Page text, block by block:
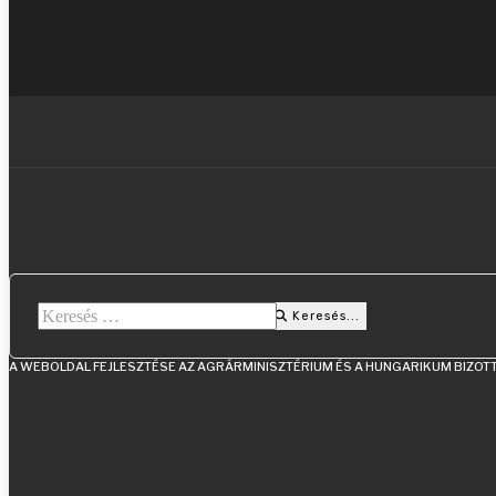
Keresés...
Keresés...
A WEBOLDAL FEJLESZTÉSE AZ AGRÁRMINISZTÉRIUM ÉS A HUNGARIKUM